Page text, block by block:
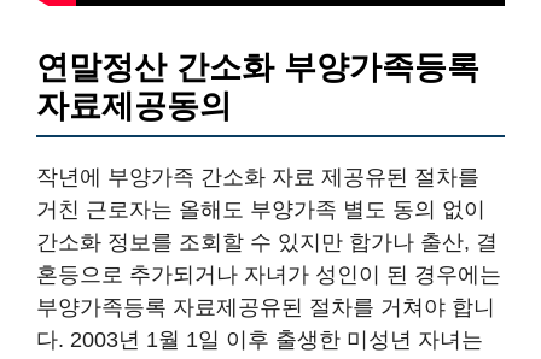
연말정산 간소화 부양가족등록
자료제공동의
작년에 부양가족 간소화 자료 제공유된 절차를
거친 근로자는 올해도 부양가족 별도 동의 없이
간소화 정보를 조회할 수 있지만 합가나 출산, 결
혼등으로 추가되거나 자녀가 성인이 된 경우에는
부양가족등록 자료제공유된 절차를 거쳐야 합니
다. 2003년 1월 1일 이후 출생한 미성년 자녀는